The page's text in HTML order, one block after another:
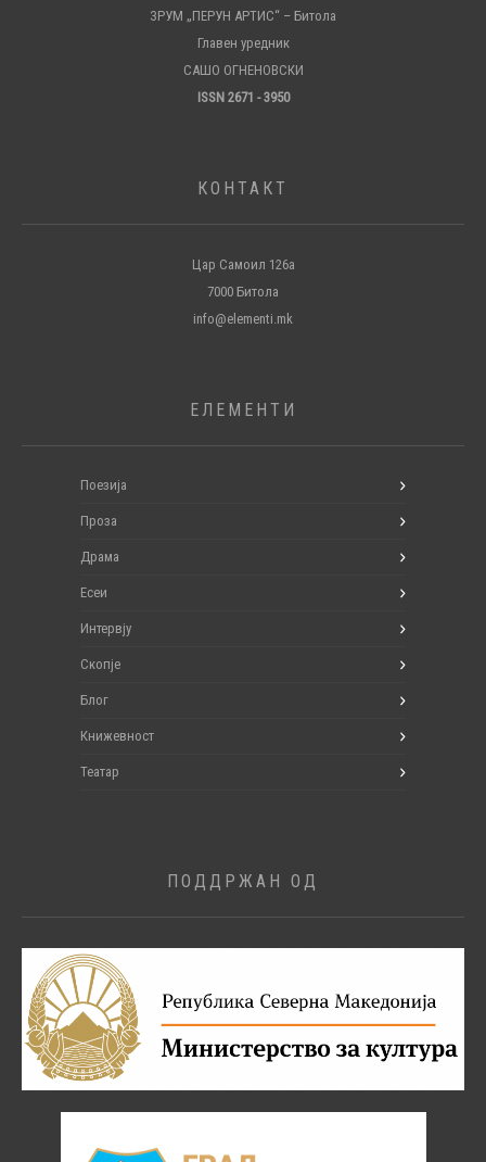
ЗРУМ „ПЕРУН АРТИС“ – Битола
Главен уредник
САШО ОГНЕНОВСКИ
ISSN 2671 - 3950
КОНТАКТ
Цар Самоил 126а
7000 Битола
info@elementi.mk
ЕЛЕМЕНТИ
Поезија
Проза
Драма
Есеи
Интервју
Скопје
Блог
Книжевност
Театар
ПОДДРЖАН ОД